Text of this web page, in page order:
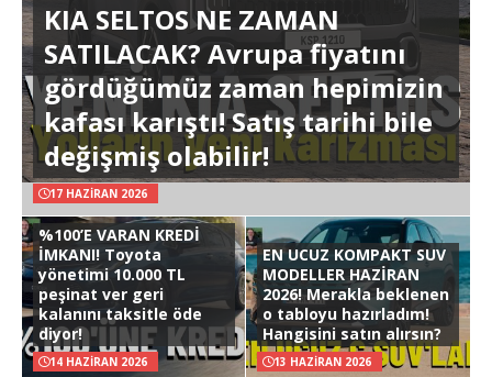
KIA SELTOS NE ZAMAN
SATILACAK? Avrupa fiyatını
gördüğümüz zaman hepimizin
kafası karıştı! Satış tarihi bile
değişmiş olabilir!
17 HAZIRAN 2026
%100’E VARAN KREDİ
İMKANI! Toyota
yönetimi 10.000 TL
peşinat ver geri
kalanını taksitle öde
diyor!
14 HAZIRAN 2026
EN UCUZ KOMPAKT SUV
MODELLER HAZİRAN
2026! Merakla beklenen
o tabloyu hazırladım!
Hangisini satın alırsın?
13 HAZIRAN 2026